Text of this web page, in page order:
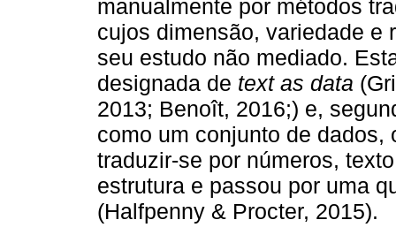
manualmente por métodos
cujos dimensão, variedade e
seu estudo não mediado.
designada de text as data
2013; Benoît, 2016;) e,
como um conjunto de dados,
traduzir-se por números,
estrutura e passou por uma
(Halfpenny & Procter, 2015).